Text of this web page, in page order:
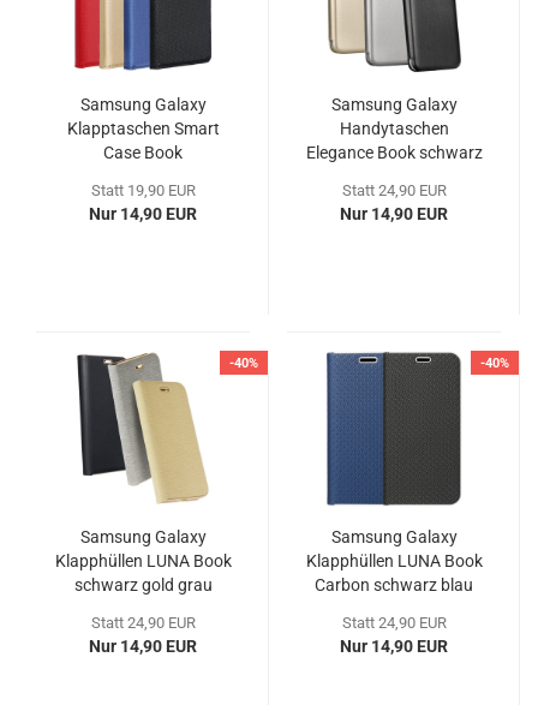
Samsung Galaxy
Klapptaschen Smart
Case Book
Statt 19,90 EUR
Nur 14,90 EUR
Samsung Galaxy
Handytaschen
Elegance Book schwarz
Statt 24,90 EUR
Nur 14,90 EUR
-40%
Samsung Galaxy
Klapphüllen LUNA Book
schwarz gold grau
Statt 24,90 EUR
Nur 14,90 EUR
-40%
Samsung Galaxy
Klapphüllen LUNA Book
Carbon schwarz blau
Statt 24,90 EUR
Nur 14,90 EUR